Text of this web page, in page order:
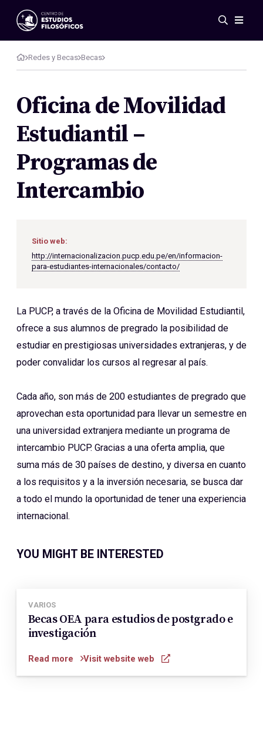
Events
News
Research
Publications
Gallery
About Us
Regulations
Redes y Becas Becas
Oficina de Movilidad
Estudiantil –
Programas de
Intercambio
Sitio web:
http://internacionalizacion.pucp.edu.pe/en/informacion-
para-estudiantes-internacionales/contacto/
La PUCP, a través de la Oficina de Movilidad Estudiantil,
ofrece a sus alumnos de pregrado la posibilidad de
estudiar en prestigiosas universidades extranjeras, y de
poder convalidar los cursos al regresar al país.
Cada año, son más de 200 estudiantes de pregrado que
aprovechan esta oportunidad para llevar un semestre en
una universidad extranjera mediante un programa de
intercambio PUCP. Gracias a una oferta amplia, que
suma más de 30 países de destino, y diversa en cuanto
a los requisitos y a la inversión necesaria, se busca dar
a todo el mundo la oportunidad de tener una experiencia
internacional.
YOU MIGHT BE INTERESTED
VARIOS
Becas OEA para estudios de postgrado e
investigación
Read more Visit website web